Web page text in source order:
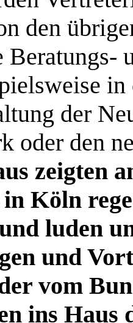
den
Beratungs-
der
oder den
zeigten
Köln
luden
und
vom
ins Haus